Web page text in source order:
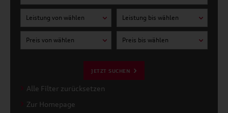
Leistung von wählen Leistung bis wählen
Preis von wählen Preis bis wählen
JETZT SUCHEN
Alle Filter zurücksetzen
Zur Homepage